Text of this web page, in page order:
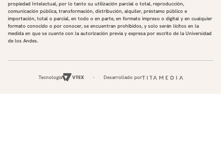
propiedad Intelectual, por lo tanto su utilización parcial o total, reproducción,
comunicación pública, transformación, distribución, alquiler, préstamo público e
importación, total o parcial, en todo o en parte, en formato impreso o digital y en cualquier
formato conocido o por conocer, se encuentran prohibidos, y solo serán lícitos en la
medida en que se cuente con la autorización previa y expresa por escrito de la Universidad
de los Andes.
Tecnología Desarrollado por